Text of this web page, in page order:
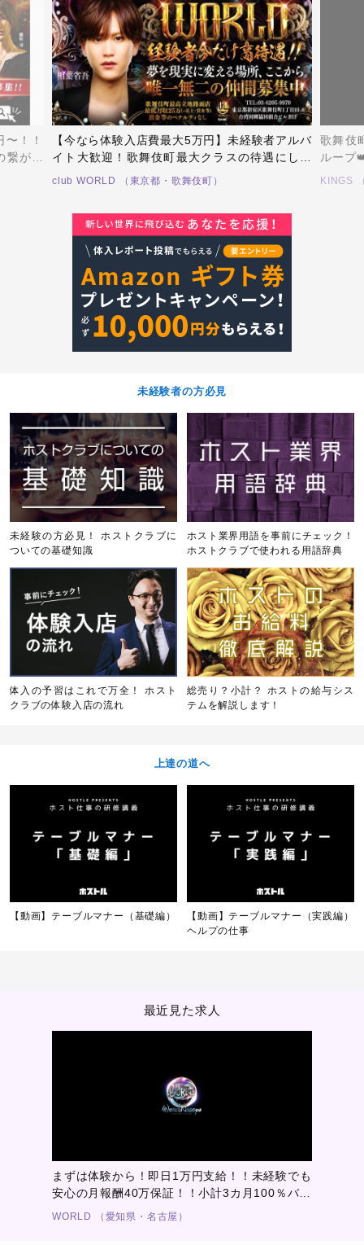
！！
がり
【今なら体験入店費最大5万円】未経験者アルバ
イト大歓迎！歌舞伎町最大クラスの待遇にして
最高峰の給料システム、最大日当保証
club WORLD （東京都・歌舞伎町）
歌舞伎
ループ
完全新
KINGS
未経験者の方必見
未経験の方必見！ ホストクラブに
ついての基礎知識
ホスト業界用語を事前にチェック！
ホストクラブで使われる用語辞典
体入の予習はこれで万全！ ホスト
クラブの体験入店の流れ
総売り？小計？ ホストの給与シス
テムを解説します！
上達の道へ
【動画】テーブルマナー（基礎編）
【動画】テーブルマナー（実践編）
ヘルプの仕事
最近見た求人
まずは体験から！即日1万円支給！！未経験でも
安心の月報酬40万保証！！小計3カ月100％バッ
ク！！最高級にかっこいい状態で働いてもらえ
WORLD （愛知県・名古屋）